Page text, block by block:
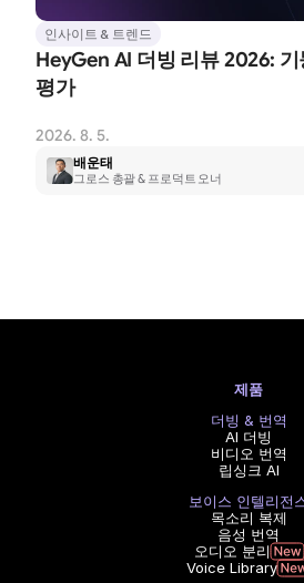
인사이트 & 트렌드
HeyGen AI 더빙 리뷰 2026:
평가
2026. 8. 5.
배운태
그로스 총괄 & 프로덕트 오너
제품
더빙 & 번역
AI 더빙
비디오 번역
립싱크 AI
보이스 인텔리전
목소리 복제
음성 번역
오디오 분리
Voice Library